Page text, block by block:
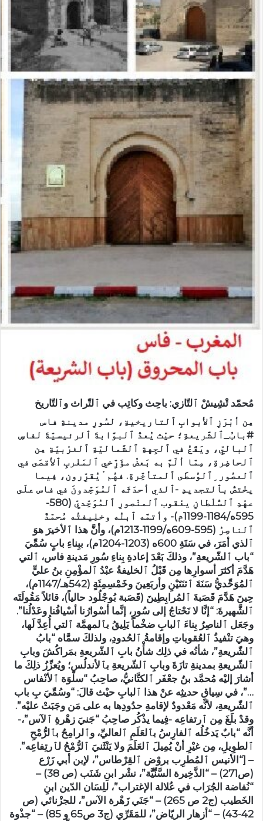
ر
ا
إ
ل
ك
ت
ر
ي
مُحمّد تْشِيشْ ٱلتّازي: باحِث وكاتِب في ٱلتّراث وٱلتّاريخ
مِن أبْرَزِ ٱلأبوابِ ٱلتاريخيةِ، لسُورِ مدينةِ فاس
#بابُ_ٱلشَّريعةِ؛ حيْث يُعدُّ ٱلبوَّابةَ ٱلرئيسيّةَ لفاسِ
ٱلباليِّ، ويَقَعُ في ٱلجِهةِ ٱلشَّماليّةِ ٱلغرْبيّةِ مِن
ٱلحاضِرةِ، مِمّا ألَمَّ به بَعضُ مؤَرِّخي ٱلمَغْربِ ٱلأقصَى في
ٱلعصُور ِٱلوُسطَى ٱلمتأخِّرةِ. فهُم ْيُقرِّرون، فِيما
يخْتصُّ بٱلتجديدِ -ٱلذي أحدَثَه ٱلمُوَحِّدونَ في فاس علَى
عهْدِ ٱلسُّلْطانِ يعْقوب ٱلمنْصورِ ٱلمُوَحِّديِّ (580-
595ه/1184-1199م)- وأتمَّه ٱبنُه وخلِيفتُه مُحمّدٌ
ٱلناصِرُ (595-609ه/1199-1213م)، وأنَّ هذا ٱلأخيرَ هوَ
ٱلذي أمَرَ، في سَنَةِ 600ه (1203-1204م)، ببِناءِ بابٍ سُمِّيَ
“باب ٱلشّريعةِ”، وذلكَ بَعْدَ إعادةِ بِناءِ سُورِ مَدينةِ فاس، ٱلتي
هَدَّمَ أكثرَ أسوارِها مِن قَبْلُ ٱلخليفةُ عبْدُ ٱلمؤْمِنِ بنُ عليٍّ
ٱلمُوَحِّديُّ سَنَةَ ٱثنَتَيْنِ وأربَعِينَ وخَمْسِمِئَةٍ (542هـ/1147م)،
حِينَ هَدَّمَ قَصَبةَ ٱلمُرابِطِينَ (قَصَبة بُوجْلُود حالياً)، قائلاً مَقُولَتَه
ٱلشَّهيرةَ: “إنَّا لا نَحْتاجُ إلى سُورٍ، إنَّما أسْوارُنا أسْيافُنا وعَدْلُنا”.
وجَعَل ٱلناصِرُ بِناءَ ٱلبابِ ضخْماً يَلِيقُ بٱلمهمَّة ٱلتي أُعِدَّ لَها،
وهيَ تنْفيذُ ٱلعُقوباتِ وإقامةُ ٱلحُدودِ، ولذلكَ سمَّاه “بابُ
ٱلشّريعةِ”، شأنُه في ذلِك شأْنُ بابِ ٱلشّريعةِ بمَراكُشَ وبابِ
ٱلشّريعةِ بمدينةِ تازَةَ وبابِ ٱلشّريعةِ بٱلأندلُسِ؛ ويُعزِّزُ ذلِكَ ما
أشارَ إليْه مُحمَّد بنُ جعْفَر ٱلكتَّانيُّ، صاحِبُ “سلْوَة ٱلأنْفاس
…”، في سِياقِ حديثِه عنْ هذا ٱلبابِ حيْث قالَ: “وسُمِّيَ بِ باب
ٱلشّريعةِ، لأنَّه مَعْدودٌ لإقامةِ حدُودِها به على مَن وجَبَتْ عليْه”.
وقدْ بلَغَ مِن ٱرتفاعِه -فِيما يذْكُر صاحِبُ “جَنيَ زهْرةِ ٱلآس”،-
أنَّه “بابٌ يَدخُلُه ٱلفارِسُ بٱلعَلَمِ ٱلعاليِّ، وٱلرامِحُ بٱلرُّمْحِ
ٱلطوِيلِ، مِن غيْرِ أنْ يُمِيلَ ٱلعَلَمَ ولا يَنْثَنيَ ٱلرُّمْحُ لٱرتِفاعِه”.
– [“الأنيس ٱلمُطرِب بروْض ٱلقِرْطاس”، لإبن أبي زَرْع
(ص271) – “الذَّخِيرة السَّنِّيَّة”، نشْر ابنِ شَنَب (ص 38) –
“نُفاضة الجُرَاب في عُلالة الإغتراب”، للِسَان الدّين ابنِ
الخَطيب (ج2 ص 265) – “جَنَي زَهْرة الآس”، للجزْنائي (ص
42-43) – “أزهار الريّاض”، للمَقَرِّي (ج3 ص65 و 85) – “جذْوة